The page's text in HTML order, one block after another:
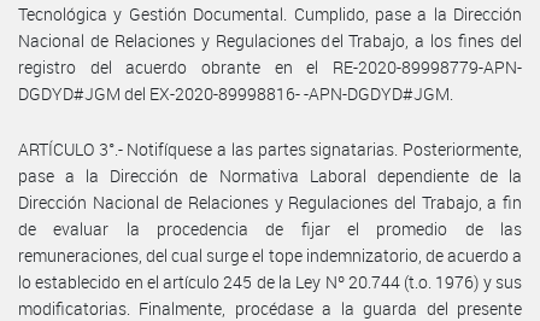
Tecnológica y Gestión Documental. Cumplido, pase a la Dirección
Nacional de Relaciones y Regulaciones del Trabajo, a los fines del
registro del acuerdo obrante en el RE-2020-89998779-APN-
DGDYD#JGM del EX-2020-89998816- -APN-DGDYD#JGM.
ARTÍCULO 3°.- Notifíquese a las partes signatarias. Posteriormente,
pase a la Dirección de Normativa Laboral dependiente de la
Dirección Nacional de Relaciones y Regulaciones del Trabajo, a fin
de evaluar la procedencia de fijar el promedio de las
remuneraciones, del cual surge el tope indemnizatorio, de acuerdo a
lo establecido en el artículo 245 de la Ley Nº 20.744 (t.o. 1976) y sus
modificatorias. Finalmente, procédase a la guarda del presente